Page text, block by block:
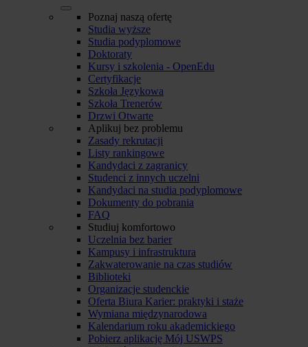
Poznaj naszą ofertę
Studia wyższe
Studia podyplomowe
Doktoraty
Kursy i szkolenia - OpenEdu
Certyfikacje
Szkoła Językowa
Szkoła Trenerów
Drzwi Otwarte
Aplikuj bez problemu
Zasady rekrutacji
Listy rankingowe
Kandydaci z zagranicy
Studenci z innych uczelni
Kandydaci na studia podyplomowe
Dokumenty do pobrania
FAQ
Studiuj komfortowo
Uczelnia bez barier
Kampusy i infrastruktura
Zakwaterowanie na czas studiów
Biblioteki
Organizacje studenckie
Oferta Biura Karier: praktyki i staże
Wymiana międzynarodowa
Kalendarium roku akademickiego
Pobierz aplikację Mój USWPS